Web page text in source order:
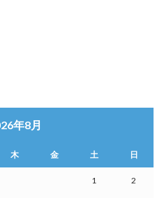
年8月
木 金 土 日
1 2